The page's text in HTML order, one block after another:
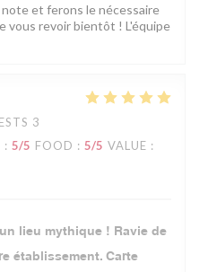
et ferons le nécessaire
vous revoir bientôt ! L'équipe
3
: 5/5 FOOD : 5/5 VALUE :
lieu mythique ! Ravie de
établissement. Carte